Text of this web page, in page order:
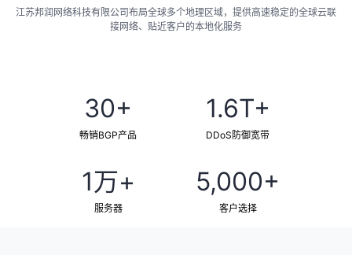
江苏邦润网络科技有限公司布局全球多个地理区域，提供高速稳定的全球云联
接网络、贴近客户的本地化服务
30+
畅销BGP产品
1.6T+
DDoS防御宽带
1万+
服务器
5,000+
客户选择